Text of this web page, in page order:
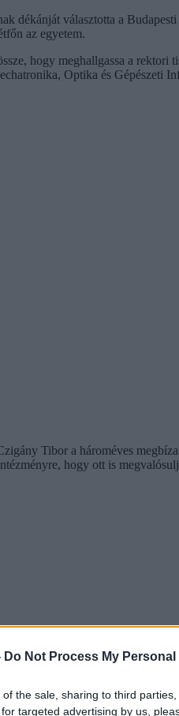
Do Not Process My
the sale, sharing to third
targeted advertising by us,
dékánját választotta a
az egyetem.
hogy meghallgassa a
Optika és Gépészeti
Tibor a hároméves
hogy ott is